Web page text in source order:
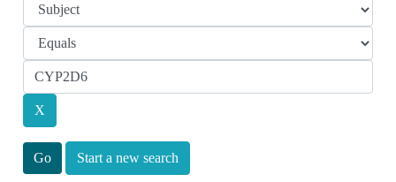
Start a new search